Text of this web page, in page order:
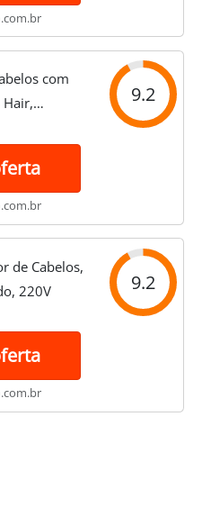
com
127,
9.2
de Cabelos,
220V
9.2